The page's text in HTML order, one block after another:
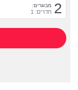
2 מבוגרים:
חדרים: 1